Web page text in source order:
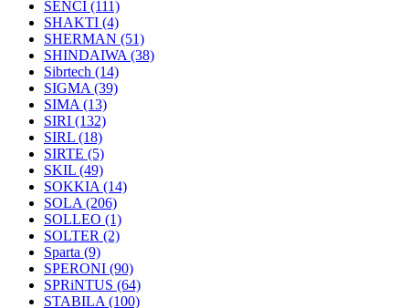
SENCI (111)
SHAKTI (4)
SHERMAN (51)
SHINDAIWA (38)
Sibrtech (14)
SIGMA (39)
SIMA (13)
SIRI (132)
SIRL (18)
SIRTE (5)
SKIL (49)
SOKKIA (14)
SOLA (206)
SOLLEO (1)
SOLTER (2)
Sparta (9)
SPERONI (90)
SPRiNTUS (64)
STABILA (100)